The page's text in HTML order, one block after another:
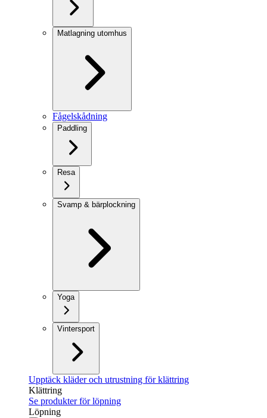
Matlagning utomhus
Fågelskådning
Paddling
Resa
Svamp & bärplockning
Yoga
Vintersport
Upptäck kläder och utrustning för klättring
Klättring
Se produkter för löpning
Löpning